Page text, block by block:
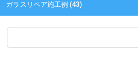
ガラスリペア施工例 (43)